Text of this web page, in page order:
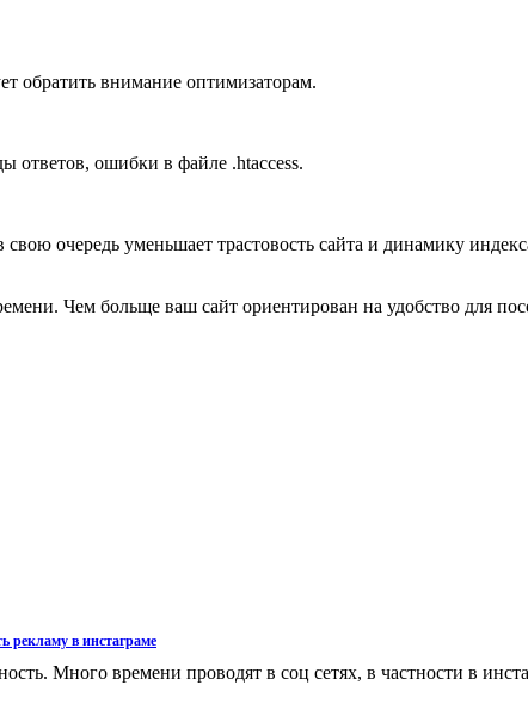
обратить внимание оптимизаторам.
ответов, ошибки в файле .htaccess.
очередь уменьшает трастовость сайта и динамику
Чем больще ваш сайт ориентирован на удобство для
рекламу в инстаграме
Много времени проводят в соц сетях, в частности в